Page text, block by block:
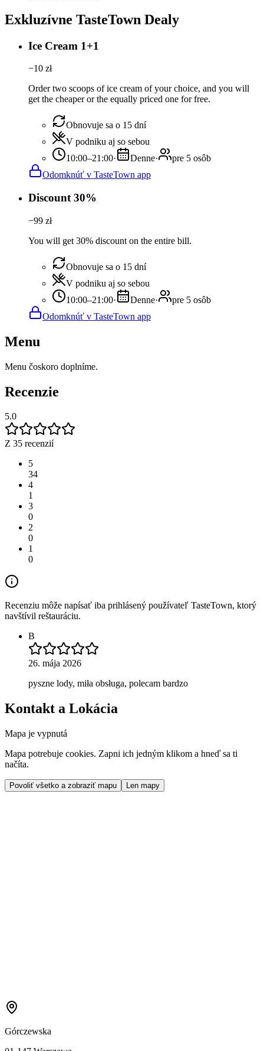
Exkluzívne TasteTown Dealy
Ice Cream 1+1
−10 zł
Order two scoops of ice cream of your choice, and you will
get the cheaper or the equally priced one for free.
Obnovuje sa o 15 dní
V podniku aj so sebou
10:00–21:00· Denne·
pre 5 osôb
Odomknúť v TasteTown app
Discount 30%
−99 zł
You will get 30% discount on the entire bill.
Obnovuje sa o 15 dní
V podniku aj so sebou
10:00–21:00· Denne·
pre 5 osôb
Odomknúť v TasteTown app
Menu
Menu čoskoro doplníme.
Recenzie
5.0
Z 35 recenzií
5
34
4
1
3
0
2
0
1
0
Recenziu môže napísať iba prihlásený používateľ TasteTown, ktorý
navštívil reštauráciu.
B
26. mája 2026
pyszne lody, miła obsługa, polecam bardzo
Kontakt a Lokácia
Mapa je vypnutá
Mapa potrebuje cookies. Zapni ich jedným klikom a hneď sa ti
načíta.
Povoliť všetko a zobraziť mapu Len mapy
Górczewska